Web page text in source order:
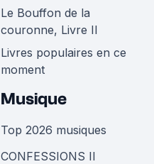
Le Bouffon de la
couronne, Livre II
Livres populaires en ce
moment
Musique
Top 2026 musiques
CONFESSIONS II